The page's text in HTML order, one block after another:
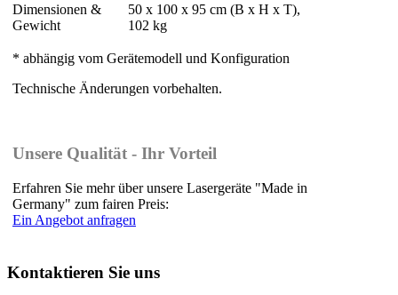
Dimensionen &
Gewicht
50 x 100 x 95 cm (B x H x T),
102 kg
* abhängig vom Gerätemodell und Konfiguration
Technische Änderungen vorbehalten.
Unsere Qualität - Ihr Vorteil
Erfahren Sie mehr über unsere Lasergeräte "Made in
Germany" zum fairen Preis:
Ein Angebot anfragen
Kontaktieren Sie uns